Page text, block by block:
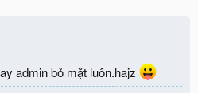
admin bỏ mặt luôn.hajz